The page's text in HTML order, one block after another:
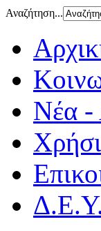
Αναζήτηση...
Νέα -